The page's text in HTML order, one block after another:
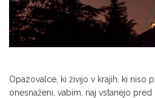
Opazovalce, ki živijo v krajih, ki niso
onesnaženi, vabim, naj vstanejo